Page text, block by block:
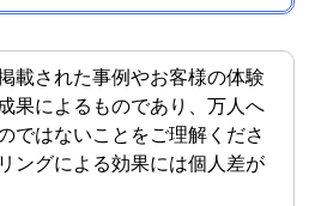
載された事例やお客様の体験
果によるものであり、万人へ
ではないことをご理解くださ
ングによる効果には個人差が